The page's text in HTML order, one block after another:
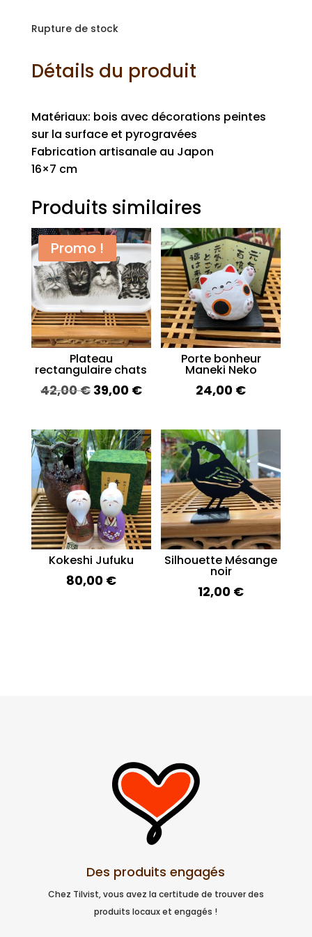
Rupture de stock
Détails du produit
Matériaux: bois avec décorations peintes
sur la surface et pyrogravées
Fabrication artisanale au Japon
16×7 cm
Produits similaires
Promo !
Plateau
rectangulaire chats
42,00€ Le
initial
était :
42,00 €.
39,00 €Le
actuel
est :
39,00 €.
Porte bonheur
Maneki Neko
24,00 €
Kokeshi Jufuku
80,00 €
Silhouette Mésange
noir
12,00 €
Des produits engagés
Chez Tilvist, vous avez la certitude de trouver des
produits locaux et engagés !